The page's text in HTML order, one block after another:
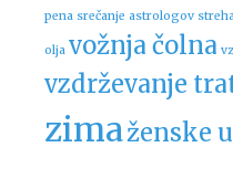
pena srečanje astrologov
olja vožnja čolna
vzdrževanje
zimaženske